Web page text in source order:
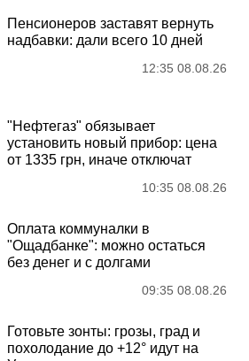
Пенсионеров заставят вернуть
надбавки: дали всего 10 дней
12:35 08.08.26
"Нефтегаз" обязывает
установить новый прибор: цена
от 1335 грн, иначе отключат
10:35 08.08.26
Оплата коммуналки в
"Ощадбанке": можно остаться
без денег и с долгами
09:35 08.08.26
Готовьте зонты: грозы, град и
похолодание до +12° идут на